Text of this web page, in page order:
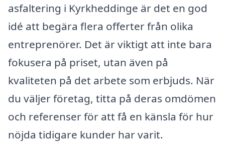
asfaltering i Kyrkheddinge är det en god
idé att begära flera offerter från olika
entreprenörer. Det är viktigt att inte bara
fokusera på priset, utan även på
kvaliteten på det arbete som erbjuds. När
du väljer företag, titta på deras omdömen
och referenser för att få en känsla för hur
nöjda tidigare kunder har varit.